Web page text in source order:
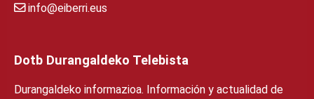
info@eiberri.eus
Dotb Durangaldeko Telebista
Durangaldeko informazioa. Información y actualidad de